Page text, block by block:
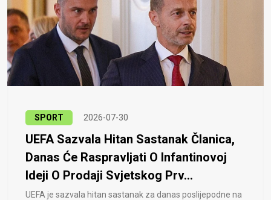
SPORT 2026-07-30
UEFA Sazvala Hitan Sastanak Članica,
Danas Će Raspravljati O Infantinovoj
Ideji O Prodaji Svjetskog Prv...
UEFA je sazvala hitan sastanak za danas poslijepodne na